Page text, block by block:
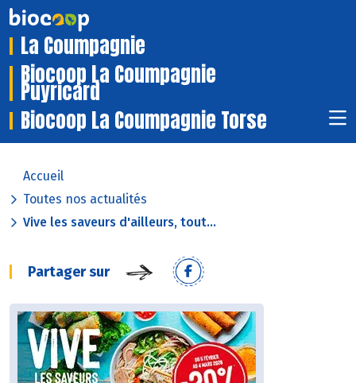
La Coumpagnie
Biocoop La Coumpagnie
Puyricard
Biocoop La Coumpagnie Torse
Accueil
Toutes nos actualités
Vive les saveurs d'ailleurs, tout...
Partager sur